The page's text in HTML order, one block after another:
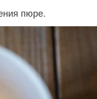
пюре.